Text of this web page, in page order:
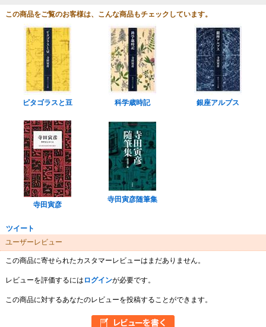
この商品をご覧のお客様は、こんな商品もチェックしています。
ピタゴラスと豆 科学歳時記 銀座アルプス
寺田寅彦
寺田寅彦随筆集
ツイート
ユーザーレビュー
この商品に寄せられたカスタマーレビューはまだありません。
レビューを評価するには ログインが必要です。
この商品に対するあなたのレビューを投稿することができます。